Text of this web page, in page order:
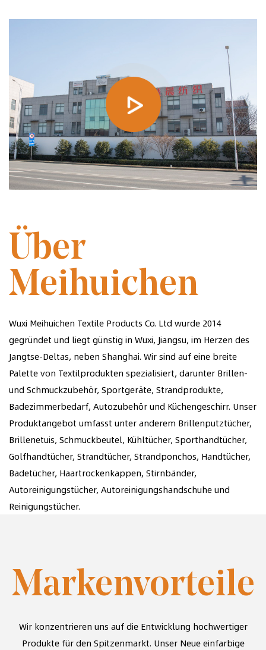
Über
Meihuichen
Wuxi Meihuichen Textile Products Co. Ltd wurde 2014
gegründet und liegt günstig in Wuxi, Jiangsu, im Herzen des
Jangtse-Deltas, neben Shanghai. Wir sind auf eine breite
Palette von Textilprodukten spezialisiert, darunter Brillen-
und Schmuckzubehör, Sportgeräte, Strandprodukte,
Badezimmerbedarf, Autozubehör und Küchengeschirr. Unser
Produktangebot umfasst unter anderem Brillenputztücher,
Brillenetuis, Schmuckbeutel, Kühltücher, Sporthandtücher,
Golfhandtücher, Strandtücher, Strandponchos, Handtücher,
Badetücher, Haartrockenkappen, Stirnbänder,
Autoreinigungstücher, Autoreinigungshandschuhe und
Reinigungstücher.
Markenvorteile
Wir konzentrieren uns auf die Entwicklung hochwertiger
Produkte für den Spitzenmarkt. Unser Neue einfarbige